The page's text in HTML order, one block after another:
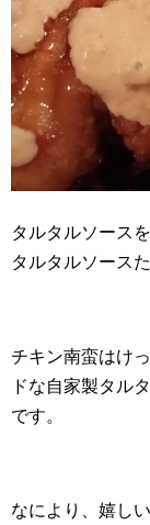
タルタルソース
タルタルソース
チキン南蛮はけ
ドな自家製タル
です。
なにより、嬉し